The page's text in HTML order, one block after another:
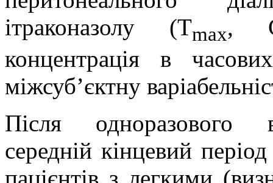
ітраконазолу (Tmax,
концентрація в
міжсуб’єктну
Після одноразового
середній кінцевий